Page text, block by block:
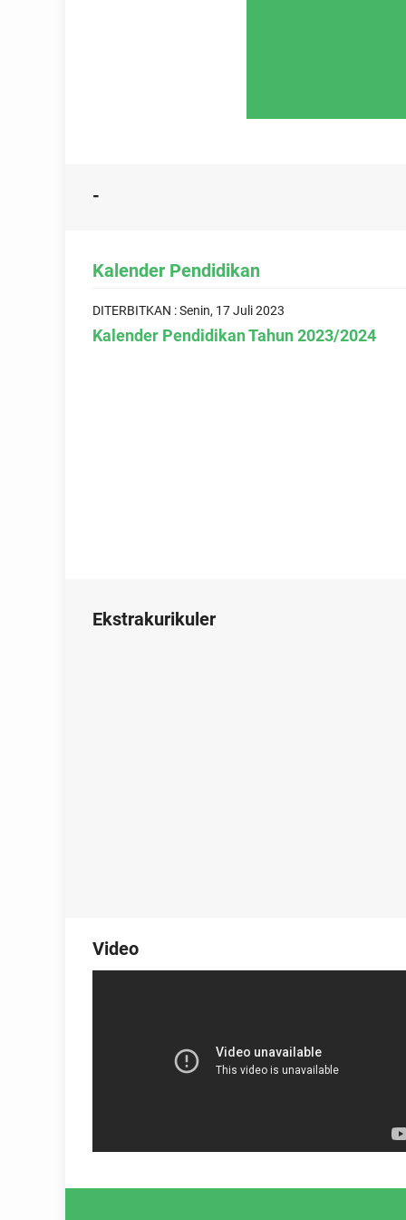
-
Kalender Pendidikan
DITERBITKAN : Senin, 17 Juli 2023
Kalender Pendidikan Tahun 2023/2024
Ekstrakurikuler
Video